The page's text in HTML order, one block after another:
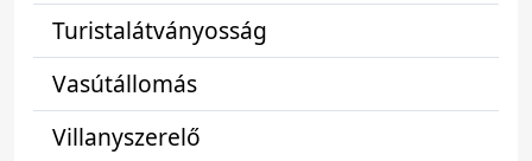
Turistalátványosság
Vasútállomás
Villanyszerelő